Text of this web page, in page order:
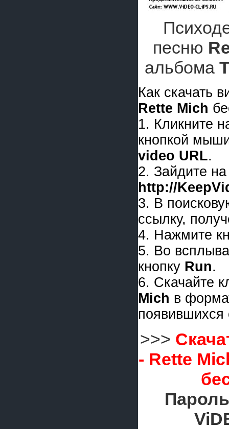
песню
альбома
Как скачать
Rette Mich
1. Кликните
кнопкой
video URL.
2. Зайдите на
http://
3. В
ссылку,
4. Нажмите
5. Во
кнопку Run.
6. Скачайте
Mich в
появившихся
>>>
- Rette